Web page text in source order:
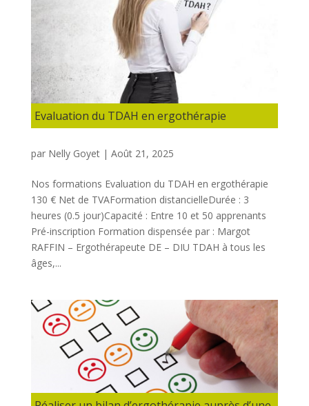
Evaluation du TDAH en ergothérapie
par Nelly Goyet| Août 21, 2025
Nos formations Evaluation du TDAH en ergothérapie
130 € Net de TVAFormation distancielleDurée : 3
heures (0.5 jour)Capacité : Entre 10 et 50 apprenants
Pré-inscription Formation dispensée par : Margot
RAFFIN – Ergothérapeute DE – DIU TDAH à tous les
âges,...